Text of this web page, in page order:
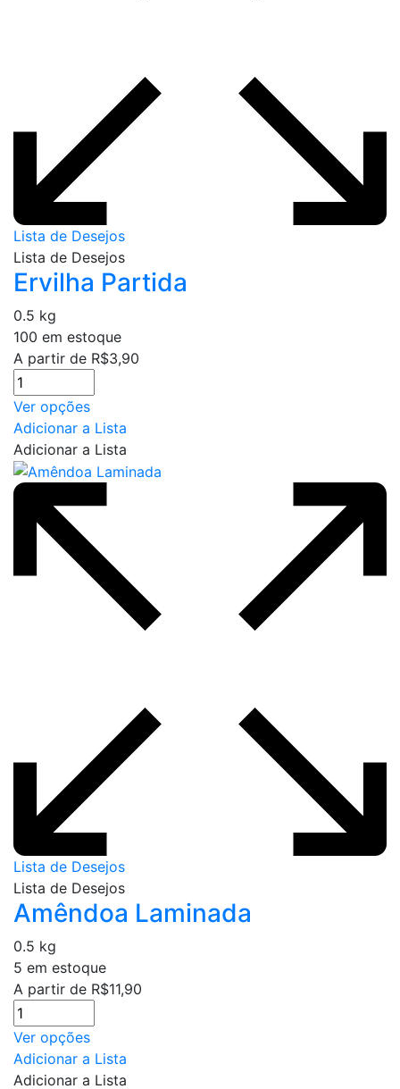
Lista de Desejos
Lista de Desejos
Ervilha Partida
0.5 kg
100 em estoque
A partir de R$3,90
Ver opçõesEste
produto
tem
várias
As
podem
ser
escolhidas
Adicionar a Lista
Adicionar a Lista
Lista de Desejos
Lista de Desejos
Amêndoa Laminada
0.5 kg
5 em estoque
A partir de R$11,90
Ver opçõesEste
produto
tem
Adicionar a Lista
Adicionar a Lista